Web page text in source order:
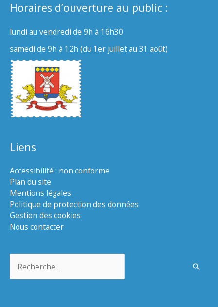
Horaires d’ouverture au public :
lundi au vendredi de 9h à 16h30
samedi de 9h à 12h (du 1er juillet au 31 août)
Liens
Accessibilité : non conforme
Plan du site
Mentions légales
Politique de protection des données
Gestion des cookies
Nous contacter